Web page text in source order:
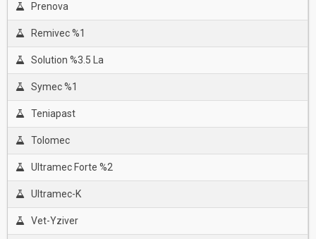
Prenova
Remivec %1
Solution %3.5 La
Symec %1
Teniapast
Tolomec
Ultramec Forte %2
Ultramec-K
Vet-Yziver